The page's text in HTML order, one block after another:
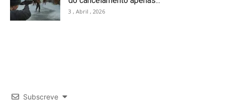
3 , Abril , 2026
Subscreve